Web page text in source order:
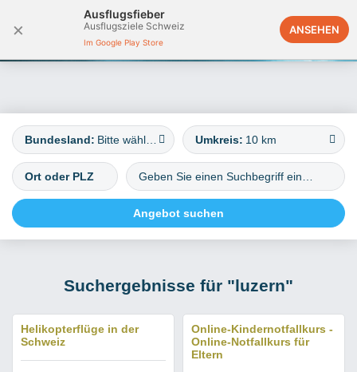
×
Ausflugsfieber
Ausflugsziele Schweiz
Im Google Play Store
ANSEHEN
Deutschland
Bundesland: Umkreis: 10 km
Suchergebnisse für "luzern"
Helikopterflüge in der
Schweiz
Online-Kindernotfallkurs -
Online-Notfallkurs für
Eltern